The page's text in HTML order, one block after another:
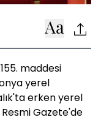
maddesi
yerel
erken yerel
Gazete'de